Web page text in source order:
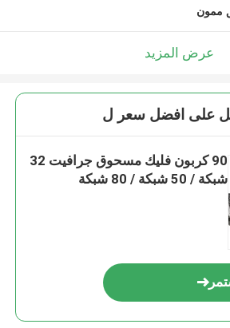
ممون
عرض المزيد
على افضل سعر ل
90 كربون فليك مسحوق جرافيت 32
شبكة / 50 شبكة / 80 شبكة